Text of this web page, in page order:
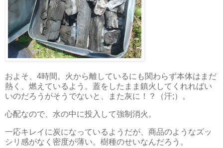
およそ、4時間。火から離しているにも関わらず本体はまだ
熱く、燃えているよう。蓋をしたまま鎮火してくれればい
いのだろうがそうでないと、また灰に！？（汗;）。
心配なので、水の中に投入して強制消火。
一応キレイに炭になっているようだが、商品のようなズッ
シリ感がなく密度が薄い。樹種のせいなんだろう。